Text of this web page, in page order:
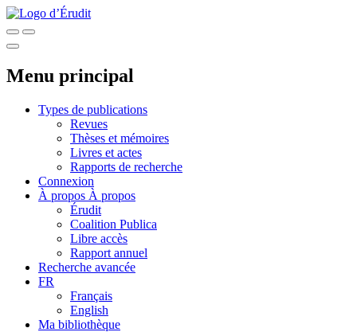
Menu principal
Types de publications
Revues
Thèses et mémoires
Livres et actes
Rapports de recherche
Connexion
À propos À propos
Érudit
Coalition Publica
Libre accès
Rapport annuel
Recherche avancée
FR
Français
English
Ma bibliothèque